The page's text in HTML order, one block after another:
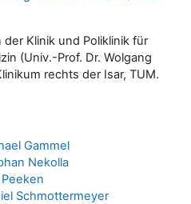
der Klinik und Poliklinik für
(Univ.-Prof. Dr. Wolgang
rechts der Isar, TUM.
Gammel
Nekolla
Schmottermeyer